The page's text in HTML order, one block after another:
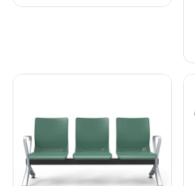
больницей по